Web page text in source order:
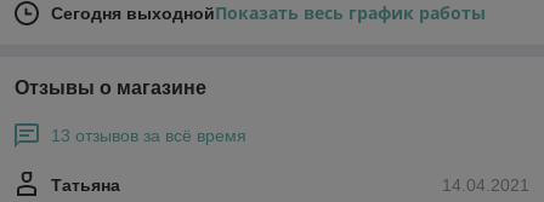
Сегодня выходнойПоказать весь график работы
Отзывы о магазине
13 отзывов за всё время
14.04.2021
Татьяна